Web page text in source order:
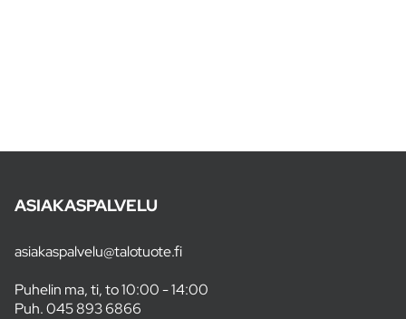
ASIAKASPALVELU
asiakaspalvelu@talotuote.fi
Puhelin ma, ti, to 10:00 - 14:00
Puh.045 893 6866